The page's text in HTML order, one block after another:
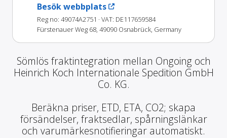
Besök webbplats
Reg no: 49074A2751 · VAT: DE117659584
Fürstenauer Weg 68, 49090 Osnabrück, Germany
Sömlös fraktintegration mellan Ongoing och
Heinrich Koch Internationale Spedition GmbH
Co. KG.
Beräkna priser, ETD, ETA, CO2; skapa
försändelser, fraktsedlar, spårningslänkar
och varumärkesnotifieringar automatiskt.